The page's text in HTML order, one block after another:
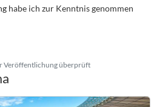
habe ich zur Kenntnis genommen
Veröffentlichung überprüft